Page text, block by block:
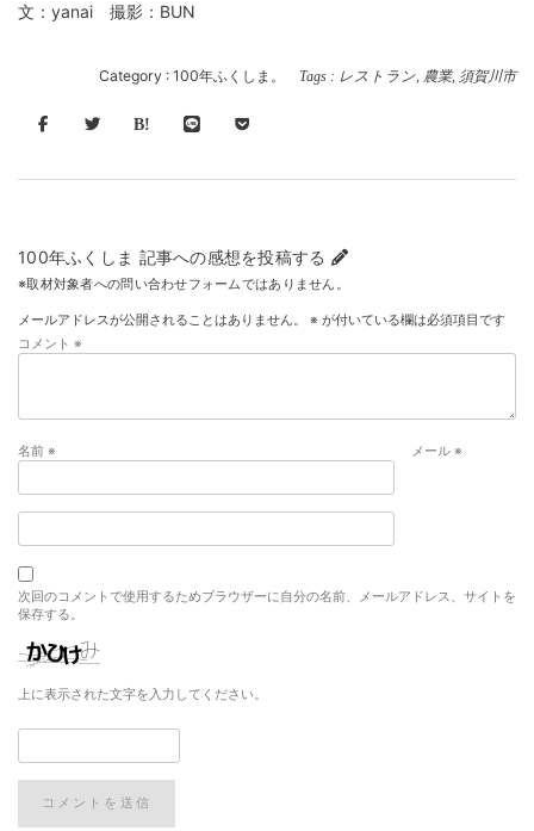
文：yanai 撮影：BUN
Category : 100年ふくしま。 Tags : レストラン, 農業, 須賀川市
100年ふくしま 記事への感想を投稿する
※取材対象者への問い合わせフォームではありません。
メールアドレスが公開されることはありません。 ※ が付いている欄は必須項目です
コメント ※
名前 ※ メール ※
次回のコメントで使用するためブラウザーに自分の名前、メールアドレス、サイトを
保存する。
上に表示された文字を入力してください。